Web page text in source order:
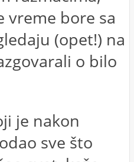
vreme bore sa
(opet!) na
o bilo
je nakon
sve što